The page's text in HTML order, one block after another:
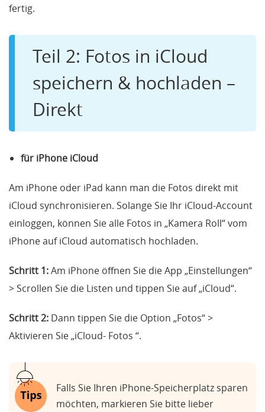
fertig.
Teil 2: Fotos in iCloud
speichern & hochladen –
Direkt
für iPhone iCloud
Am iPhone oder iPad kann man die Fotos direkt mit
iCloud synchronisieren. Solange Sie Ihr iCloud-Account
einloggen, können Sie alle Fotos in „Kamera Roll“ vom
iPhone auf iCloud automatisch hochladen.
Schritt 1:Am iPhone öffnen Sie die App „Einstellungen“
> Scrollen Sie die Listen und tippen Sie auf „iCloud“.
Schritt 2: Dann tippen Sie die Option „Fotos“ >
Aktivieren Sie „iCloud- Fotos “.
Falls Sie Ihren iPhone-Speicherplatz sparen
möchten, markieren Sie bitte lieber